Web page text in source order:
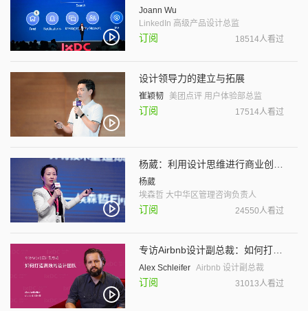
Joann Wu
LinkedIn 高级产品设计总监
订阅 18514人看过
设计领导力的建立与拓展
崔颖韧 美团点评 用户体验部总监
订阅 17514人看过
杨葳
埃森哲 大中华区管理咨询负责人
订阅 24550人看过
Alex Schleifer Airbnb 设计副总裁
订阅 31013人看过